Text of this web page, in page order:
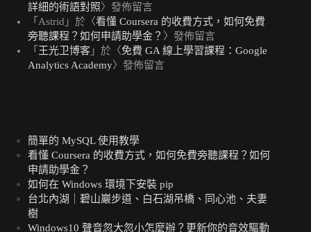
詳細的術語對照〉發佈留言
「 Astrid 」於〈看懂 Coursera 的收費方式，如何免費
旁聽課程？如何申請助學金？ 〉發佈留言
「 王光卫博客 」於〈免費 GA 線上學習課程：Google
Analytics Academy〉發佈留言
簡單的 MySQL 使用教學
看懂 Coursera 的收費方式，如何免費旁聽課程？如何
申請助學金？
如何在 Windows 環境下安裝 pip
台北內湖｜碧山巖步道、白石湖吊橋、同心池、夫妻
樹
Windows10 聲音忽大忽小怎麼辦？更新你的音效驅動